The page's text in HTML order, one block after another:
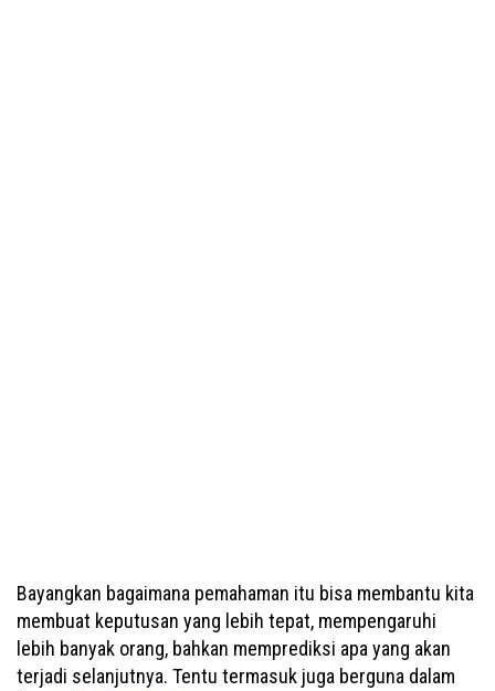
Bayangkan bagaimana pemahaman itu bisa membantu kita
membuat keputusan yang lebih tepat, mempengaruhi
lebih banyak orang, bahkan memprediksi apa yang akan
terjadi selanjutnya. Tentu termasuk juga berguna dalam